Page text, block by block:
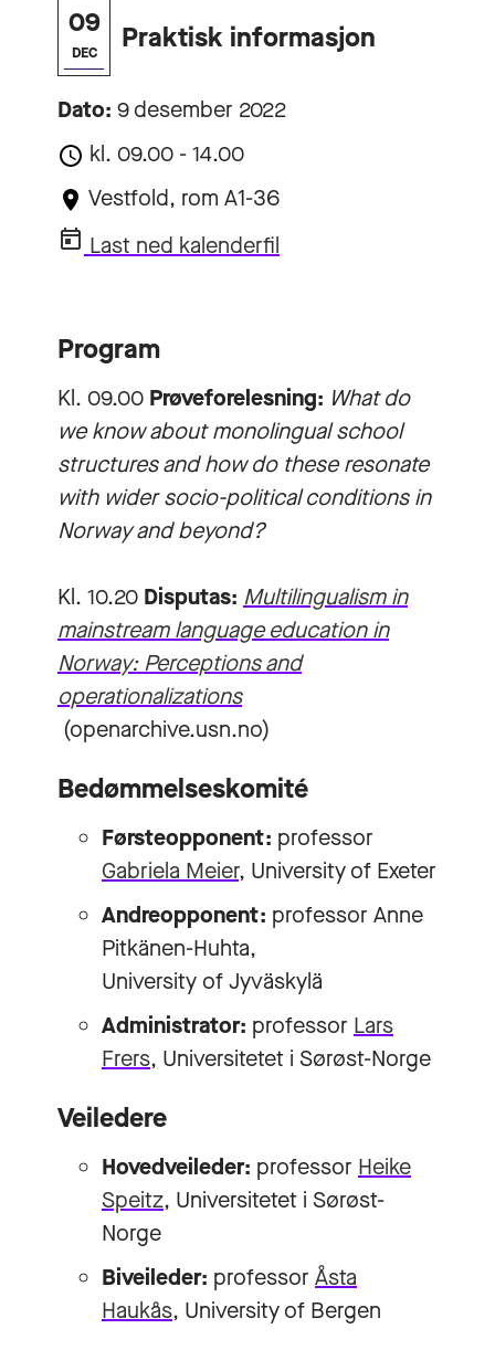
09
DEC Praktisk informasjon
Dato: 9 desember 2022
kl. 09.00 - 14.00
Vestfold, rom A1-36
Last ned kalenderfil
Program
Kl. 09.00 Prøveforelesning: What do
we know about monolingual school
structures and how do these resonate
with wider socio-political conditions in
Norway and beyond?
Kl. 10.20 Disputas: Multilingualism in
mainstream language education in
Norway: Perceptions and
operationalizations
(openarchive.usn.no)
Bedømmelseskomité
Førsteopponent: professor
Gabriela Meier, University of Exeter
Andreopponent: professor Anne
Pitkänen-Huhta,
University of Jyväskylä
Administrator: professor Lars
Frers, Universitetet i Sørøst-Norge
Veiledere
Hovedveileder: professor Heike
Speitz, Universitetet i Sørøst-
Norge
Biveileder: professor Åsta
Haukås, University of Bergen